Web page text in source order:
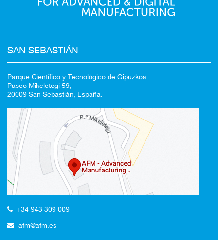
Redirigiendo a
SAN SEBASTIÁN
Parque Científico y Tecnológico de Gipuzkoa
Paseo Mikeletegi 59,
20009 San Sebastián, España.
+34 943 309 009
afm@afm.es